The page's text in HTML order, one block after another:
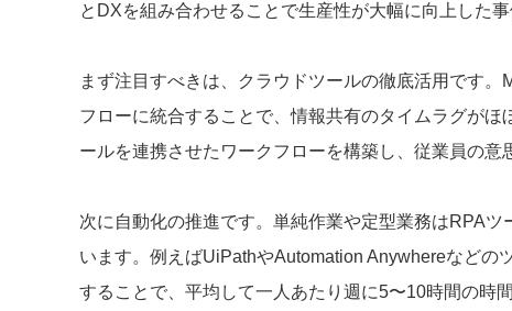
とDXを組み合わせることで生産性が大幅に向上した事
まず注目すべきは、クラウドツールの徹底活用です
フローに統合することで、情報共有のタイムラグが
ールを連携させたワークフローを構築し、従業員の意
次に自動化の推進です。単純作業や定型業務はRPA
います。例えばUiPathやAutomation Anywhereなど
することで、平均して一人あたり週に5〜10時間の時